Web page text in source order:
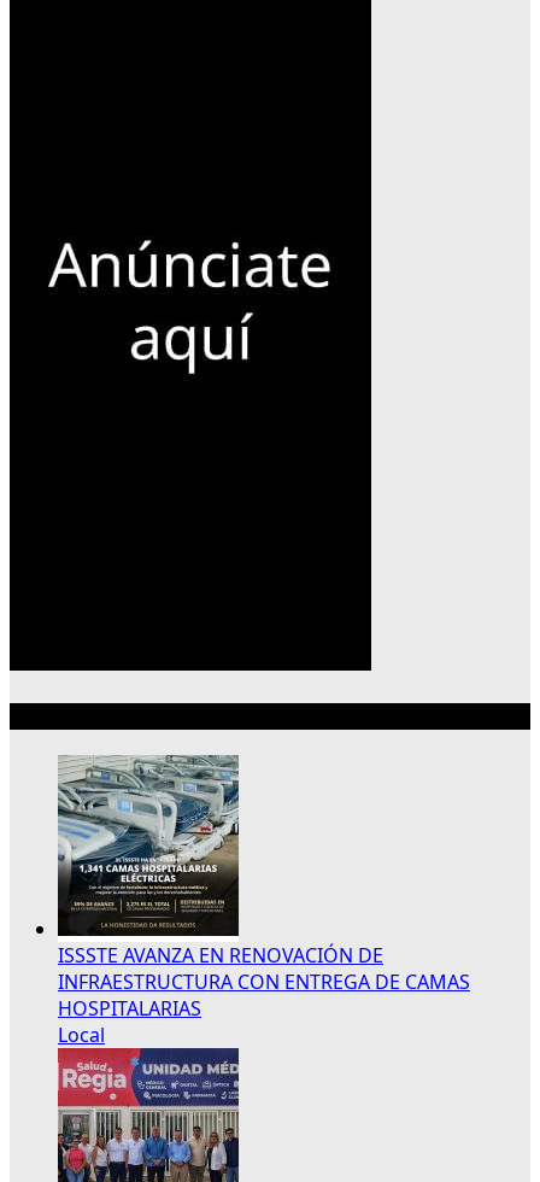
ISSSTE AVANZA EN RENOVACIÓN DE
INFRAESTRUCTURA CON ENTREGA DE CAMAS
HOSPITALARIAS
Local